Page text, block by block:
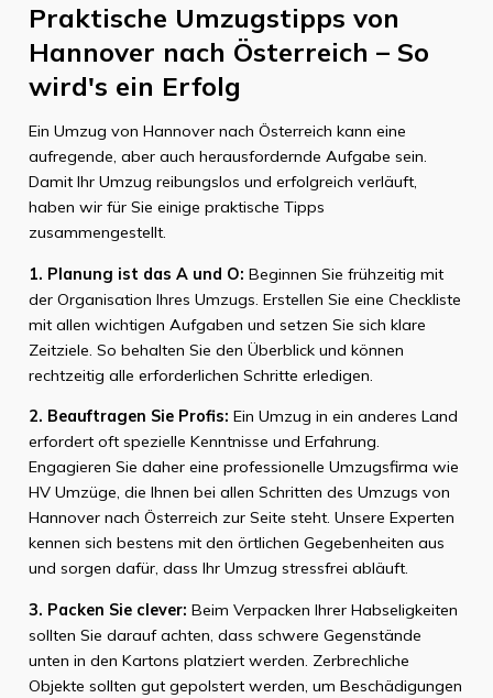
Praktische Umzugstipps von
Hannover nach Österreich – So
wird's ein Erfolg
Ein Umzug von Hannover nach Österreich kann eine
aufregende, aber auch herausfordernde Aufgabe sein.
Damit Ihr Umzug reibungslos und erfolgreich verläuft,
haben wir für Sie einige praktische Tipps
zusammengestellt.
1. Planung ist das A und O: Beginnen Sie frühzeitig mit
der Organisation Ihres Umzugs. Erstellen Sie eine Checkliste
mit allen wichtigen Aufgaben und setzen Sie sich klare
Zeitziele. So behalten Sie den Überblick und können
rechtzeitig alle erforderlichen Schritte erledigen.
2. Beauftragen Sie Profis: Ein Umzug in ein anderes Land
erfordert oft spezielle Kenntnisse und Erfahrung.
Engagieren Sie daher eine professionelle Umzugsfirma wie
HV Umzüge, die Ihnen bei allen Schritten des Umzugs von
Hannover nach Österreich zur Seite steht. Unsere Experten
kennen sich bestens mit den örtlichen Gegebenheiten aus
und sorgen dafür, dass Ihr Umzug stressfrei abläuft.
3. Packen Sie clever: Beim Verpacken Ihrer Habseligkeiten
sollten Sie darauf achten, dass schwere Gegenstände
unten in den Kartons platziert werden. Zerbrechliche
Objekte sollten gut gepolstert werden, um Beschädigungen